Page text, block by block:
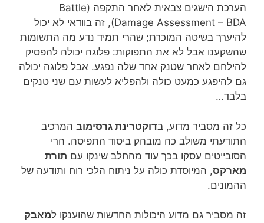
הערכת הישגים צבאית לאחר התקפה (Battle
Damage Assessment – BDA), זה בוודאי לא יכול
להיערך בשיטה המוכרת; שהרי תמיד נדע מה התשומות
שהשקענו אבל לא את התפוקות: פלוגה יכולה להפסיק
להילחם לאחר שטנק אחד שלה נפגע. אבל פלוגה יכולה
גם להיפגע כמעט כולה ולהפליא לעשות עם שני טנקים
בלבד…
כל זה מסביר מדוע, בדוקטרינת גרסימוב המרכיב
התודעתי משולב כה מובהק ביסוד התפיסה. הרי
הסובייטים עסקו בכך עוד מהחלב שינקו עם תורת
מארקס, המיוסדת כולה על ניתוח הלכי רוח ותודעה של
ההמונים.
זה מסביר גם מדוע היכולות החדשות שהוענקו למאבק